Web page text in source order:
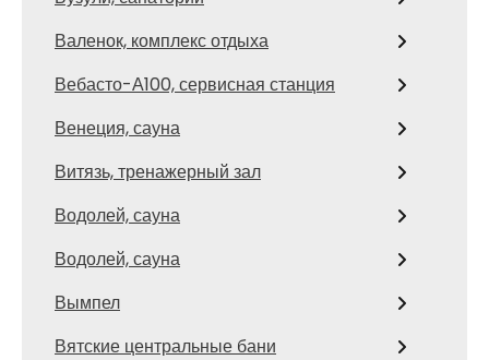
Валенок, комплекс отдыха
Вебасто-А100, сервисная станция
Венеция, сауна
Витязь, тренажерный зал
Водолей, сауна
Водолей, сауна
Вымпел
Вятские центральные бани